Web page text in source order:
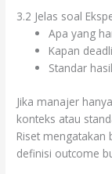
3.2 Jelas soal
Apa yang
Kapan
Standar
Jika manajer
konteks atau
Riset
definisi outcome